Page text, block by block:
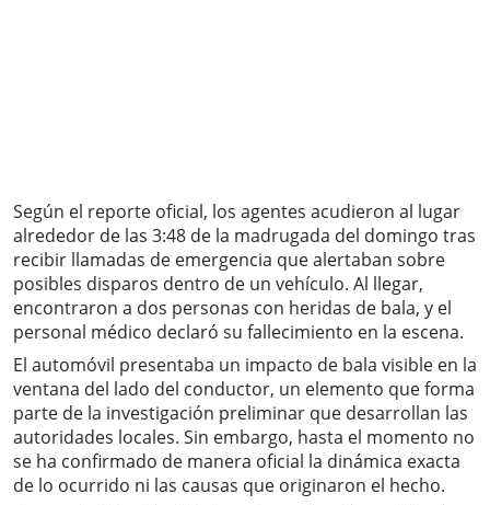
Según el reporte oficial, los agentes acudieron al lugar
alrededor de las 3:48 de la madrugada del domingo tras
recibir llamadas de emergencia que alertaban sobre
posibles disparos dentro de un vehículo. Al llegar,
encontraron a dos personas con heridas de bala, y el
personal médico declaró su fallecimiento en la escena.
El automóvil presentaba un impacto de bala visible en la
ventana del lado del conductor, un elemento que forma
parte de la investigación preliminar que desarrollan las
autoridades locales. Sin embargo, hasta el momento no
se ha confirmado de manera oficial la dinámica exacta
de lo ocurrido ni las causas que originaron el hecho.